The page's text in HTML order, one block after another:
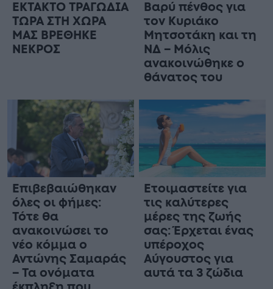
ΕΚΤΑΚΤΟ ΤΡΑΓΩΔΙΑ
ΤΩΡΑ ΣΤΗ ΧΩΡΑ
ΜΑΣ ΒΡΕΘΗΚΕ
ΝΕΚΡΟΣ
Βαρύ πένθος για
τον Κυριάκο
Μητσοτάκη και τη
ΝΔ – Μόλις
ανακοινώθηκε ο
θάνατος του
Επιβεβαιώθηκαν
όλες οι φήμες:
Τότε θα
ανακοινώσει το
νέο κόμμα ο
Αντώνης Σαμαράς
– Τα ονόματα
Ετοιμαστείτε για
τις καλύτερες
μέρες της ζωής
σας: Έρχεται ένας
υπέροχος
Αύγουστος για
αυτά τα 3 ζώδια